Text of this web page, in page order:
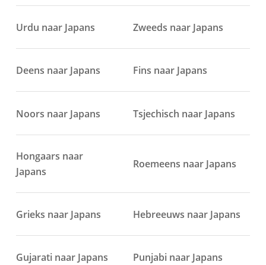
Urdu naar Japans Zweeds naar Japans
Deens naar Japans Fins naar Japans
Noors naar Japans Tsjechisch naar Japans
Hongaars naar
Japans
Roemeens naar Japans
Grieks naar Japans Hebreeuws naar Japans
Gujarati naar Japans Punjabi naar Japans